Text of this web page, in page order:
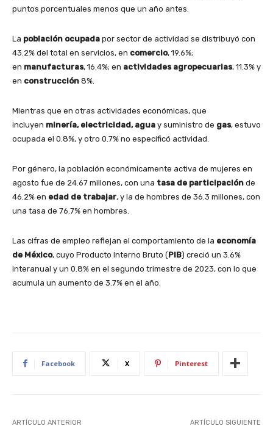
puntos porcentuales menos que un año antes.
La población ocupada por sector de actividad se distribuyó con
43.2% del total en servicios, en comercio, 19.6%;
en manufacturas, 16.4%; en actividades agropecuarias, 11.3% y
en construcción 8%.
Mientras que en otras actividades económicas, que
incluyen minería, electricidad, agua y suministro de gas, estuvo
ocupada el 0.8%, y otro 0.7% no especificó actividad.
Por género, la población económicamente activa de mujeres en
agosto fue de 24.67 millones, con una tasa de participación de
46.2% en edad de trabajar, y la de hombres de 36.3 millones, con
una tasa de 76.7% en hombres.
Las cifras de empleo reflejan el comportamiento de la economía
de México, cuyo Producto Interno Bruto (PIB) creció un 3.6%
interanual y un 0.8% en el segundo trimestre de 2023, con lo que
acumula un aumento de 3.7% en el año.
Facebook X Pinterest
ARTÍCULO ANTERIOR ARTÍCULO SIGUIENTE